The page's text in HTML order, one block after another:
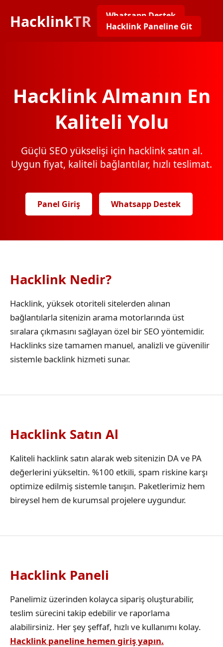
HacklinkTR
Whatsapp Destek
Hacklink Paneline Git
Hacklink Almanın En
Kaliteli Yolu
Güçlü SEO yükselişi için hacklink satın al.
Uygun fiyat, kaliteli bağlantılar, hızlı teslimat.
Panel Giriş Whatsapp Destek
Hacklink Nedir?
Hacklink, yüksek otoriteli sitelerden alınan
bağlantılarla sitenizin arama motorlarında üst
sıralara çıkmasını sağlayan özel bir SEO yöntemidir.
Hacklinks size tamamen manuel, analizli ve güvenilir
sistemle backlink hizmeti sunar.
Hacklink Satın Al
Kaliteli hacklink satın alarak web sitenizin DA ve PA
değerlerini yükseltin. %100 etkili, spam riskine karşı
optimize edilmiş sistemle tanışın. Paketlerimiz hem
bireysel hem de kurumsal projelere uygundur.
Hacklink Paneli
Panelimiz üzerinden kolayca sipariş oluşturabilir,
teslim sürecini takip edebilir ve raporlama
alabilirsiniz. Her şey şeffaf, hızlı ve kullanımı kolay.
Hacklink paneline hemen giriş yapın.